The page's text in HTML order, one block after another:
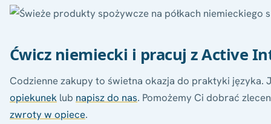
Ćwicz niemiecki i pracuj z Active
Codzienne zakupy to świetna okazja do praktyki
opiekunek lub napisz do nas. Pomożemy Ci dobrać
zwroty w opiece.